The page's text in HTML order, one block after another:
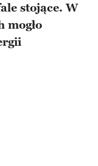
stojące. W
mogło